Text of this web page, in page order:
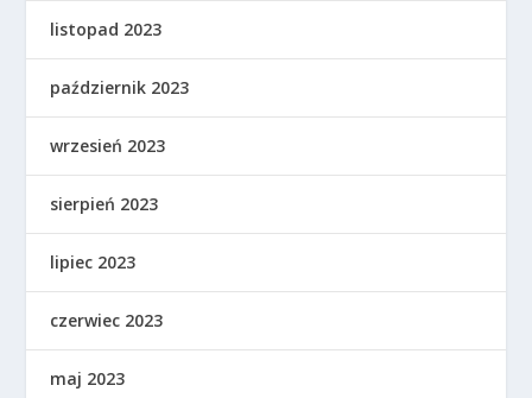
listopad 2023
październik 2023
wrzesień 2023
sierpień 2023
lipiec 2023
czerwiec 2023
maj 2023